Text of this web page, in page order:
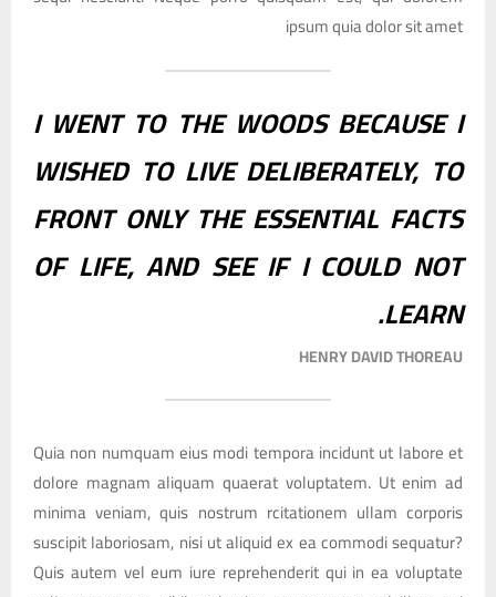
ipsum quia dolor sit amet
I WENT TO THE WOODS BECAUSE I
WISHED TO LIVE DELIBERATELY, TO
FRONT ONLY THE ESSENTIAL FACTS
OF LIFE, AND SEE IF I COULD NOT
LEARN.
HENRY DAVID THOREAU
Quia non numquam eius modi tempora incidunt ut labore et
dolore magnam aliquam quaerat voluptatem. Ut enim ad
minima veniam, quis nostrum rcitationem ullam corporis
suscipit laboriosam, nisi ut aliquid ex ea commodi sequatur?
Quis autem vel eum iure reprehenderit qui in ea voluptate